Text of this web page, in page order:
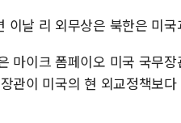
이날 리 외무상은 북한은 미
마이크 폼페이오 미국 국무
관이 미국의 현 외교정책보